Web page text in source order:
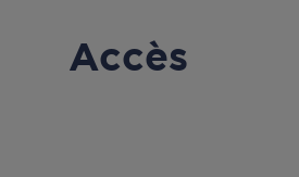
Accès